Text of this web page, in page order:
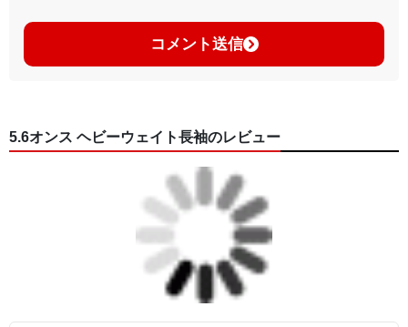
コメント送信
5.6オンス ヘビーウェイト長袖のレビュー